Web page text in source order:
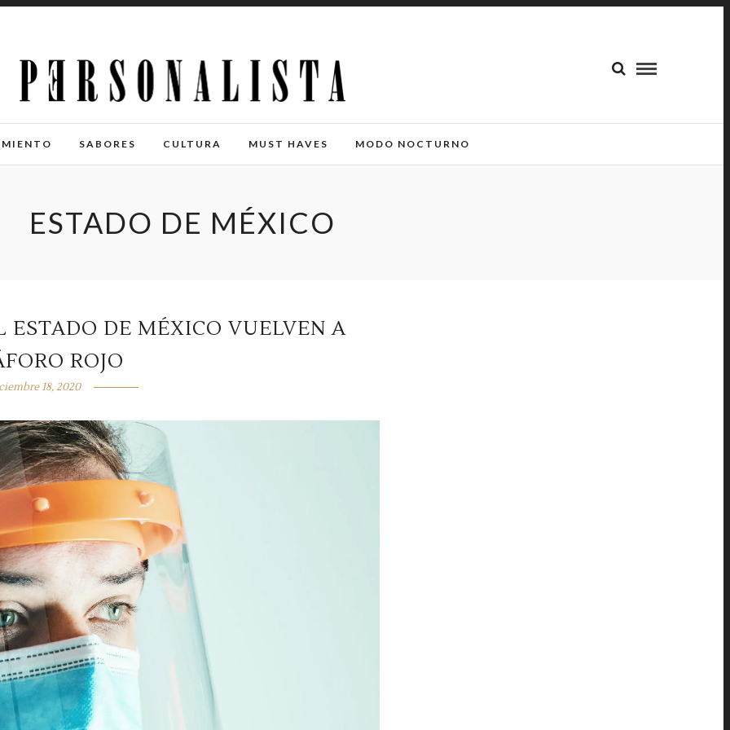
SABORES CULTURA MUST HAVES MODO NOCTURNO
ESTADO DE MÉXICO
ESTADO DE MÉXICO VUELVEN A
ROJO
18, 2020